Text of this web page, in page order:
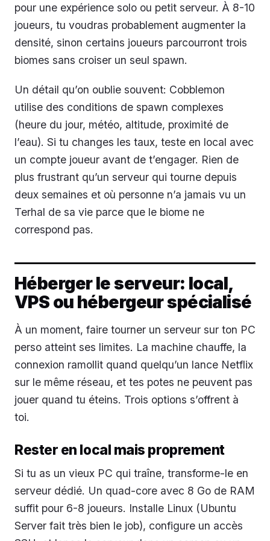
pour une expérience solo ou petit serveur. À 8-10
joueurs, tu voudras probablement augmenter la
densité, sinon certains joueurs parcourront trois
biomes sans croiser un seul spawn.
Un détail qu’on oublie souvent: Cobblemon
utilise des conditions de spawn complexes
(heure du jour, météo, altitude, proximité de
l’eau). Si tu changes les taux, teste en local avec
un compte joueur avant de t’engager. Rien de
plus frustrant qu’un serveur qui tourne depuis
deux semaines et où personne n’a jamais vu un
Terhal de sa vie parce que le biome ne
correspond pas.
Héberger le serveur: local,
VPS ou hébergeur spécialisé
À un moment, faire tourner un serveur sur ton PC
perso atteint ses limites. La machine chauffe, la
connexion ramollit quand quelqu’un lance Netflix
sur le même réseau, et tes potes ne peuvent pas
jouer quand tu éteins. Trois options s’offrent à
toi.
Rester en local mais proprement
Si tu as un vieux PC qui traîne, transforme-le en
serveur dédié. Un quad-core avec 8 Go de RAM
suffit pour 6-8 joueurs. Installe Linux (Ubuntu
Server fait très bien le job), configure un accès